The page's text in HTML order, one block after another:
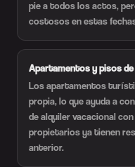
pie a todos los actos,
costosos en estas
Apartamentos y pisos de
Los apartamentos
propia, lo que ayuda a
de alquiler vacacional
propietarios ya tienen
anterior.